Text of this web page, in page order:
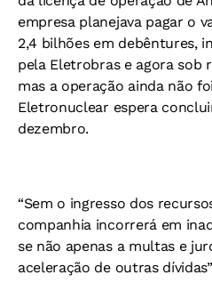
empresa planejava pagar o
2,4 bilhões em debêntures,
pela Eletrobras e agora sob
mas a operação ainda não
Eletronuclear espera
dezembro.
“Sem o ingresso dos
companhia incorrerá em
se não apenas a multas e
aceleração de outras